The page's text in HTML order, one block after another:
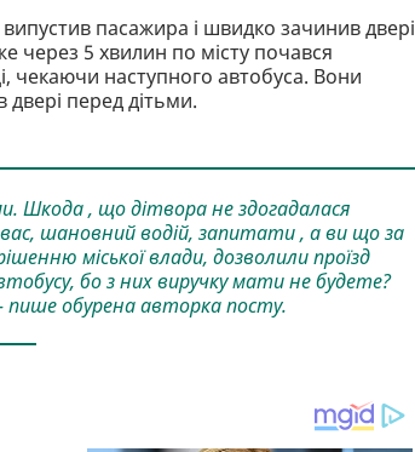
пасажира і швидко зачинив двері
через 5 хвилин по місту почався
чекаючи наступного автобуса. Вони
перед дітьми.
Шкода , що дітвора не здогадалася
шановний водій, запитати , а ви що за
міської влади, дозволили проїзд
бо з них виручку мати не будете?
пише обурена авторка посту.